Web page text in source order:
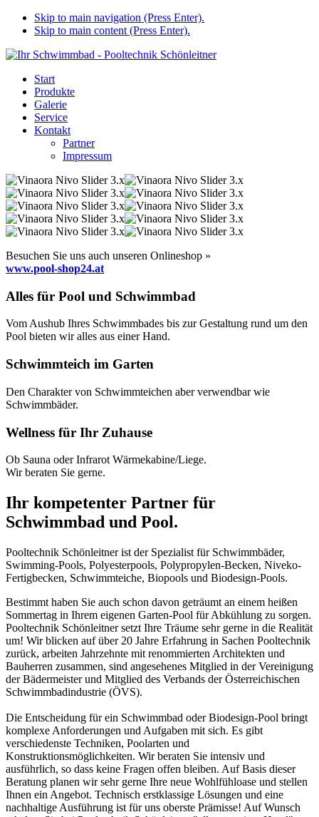
Skip to main navigation (Press Enter).
Skip to main content (Press Enter).
Start
Produkte
Galerie
Service
Kontakt
Partner
Impressum
Besuchen Sie uns auch unseren Onlineshop »
www.pool-shop24.at
Alles für Pool und Schwimmbad
Vom Aushub Ihres Schwimmbades bis zur Gestaltung rund um den
Pool bieten wir alles aus einer Hand.
Schwimmteich im Garten
Den Charakter von Schwimmteichen aber verwendbar wie
Schwimmbäder.
Wellness für Ihr Zuhause
Ob Sauna oder Infrarot Wärmekabine/Liege.
Wir beraten Sie gerne.
Ihr kompetenter Partner für
Schwimmbad und Pool.
Pooltechnik Schönleitner ist der Spezialist für Schwimmbäder,
Swimming-Pools, Polyesterpools, Polypropylen-Becken, Niveko-
Fertigbecken, Schwimmteiche, Biopools und Biodesign-Pools.
Bestimmt haben Sie auch schon davon geträumt an einem heißen
Sommertag in Ihrem eigenen Garten-Pool für Abkühlung zu sorgen.
Pooltechnik Schönleitner setzt Ihre Träume sehr gerne in die Realität
um! Wir blicken auf über 20 Jahre Erfahrung in Sachen Pooltechnik
zurück, arbeiten Jahrzehnte mit renommierten Architekten und
Bauherren zusammen, sind angesehenes Mitglied in der Vereinigung
der Bädermeister und Mitglied des Verbands der Österreichischen
Schwimmbadindustrie (ÖVS).
Die Entscheidung für ein Schwimmbad oder Biodesign-Pool bringt
komplexe Anforderungen und Aufgaben mit sich. Es gibt
verschiedenste Techniken, Poolarten und
Konstruktionsmöglichkeiten. Wir beraten Sie intensiv und
ausführlich, so dass keine Fragen offen bleiben. Auf Basis dieser
Beratung planen wir sehr gerne Ihre neue Wohlfühloase und stellen
Ihnen ein Angebot. Technisch erstklassige Lösungen und eine
nachhaltige Ausführung ist für uns oberste Prämisse! Auf Wunsch